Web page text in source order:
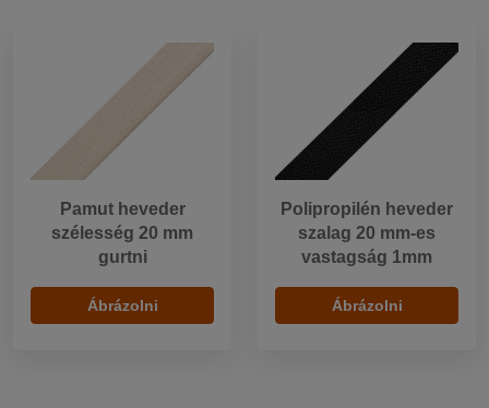
Pamut heveder
szélesség 20 mm
gurtni
Ábrázolni
Polipropilén heveder
szalag 20 mm-es
vastagság 1mm
Ábrázolni